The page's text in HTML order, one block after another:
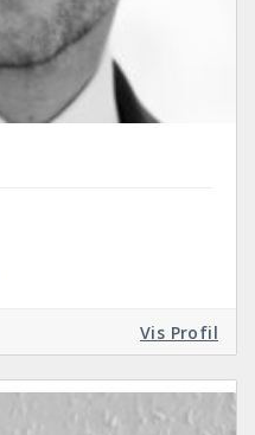
Vis Profil